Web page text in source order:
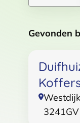
Gevonden
3241GV